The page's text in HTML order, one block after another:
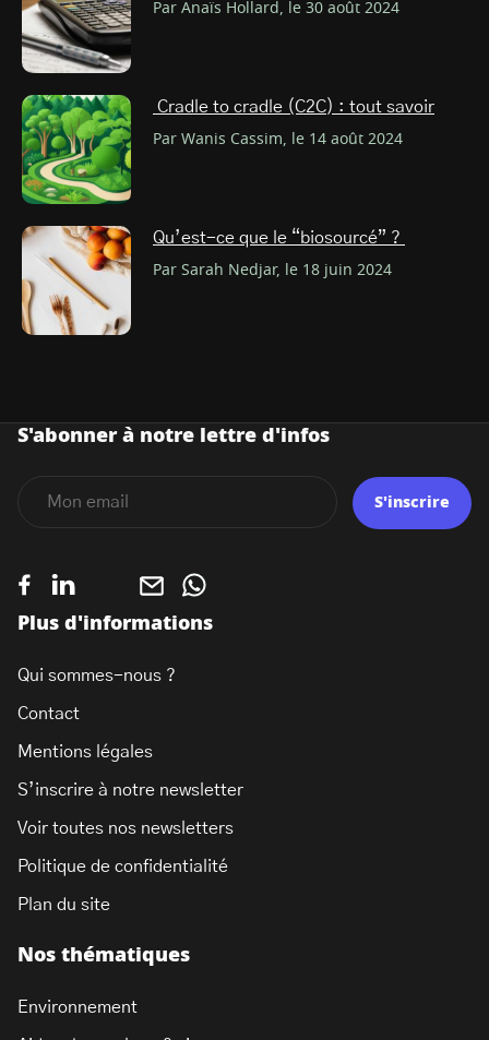
Par Anaïs Hollard, le 30 août 2024
Cradle to cradle (C2C) : tout savoir
Par Wanis Cassim, le 14 août 2024
Qu’est-ce que le “biosourcé” ?
Par Sarah Nedjar, le 18 juin 2024
Nos thématiques
Environnement
Plus d'informations
Qui sommes-nous ?
Contact
Mentions légales
S’inscrire à notre newsletter
Voir toutes nos newsletters
Politique de confidentialité
Plan du site
S'abonner à notre lettre d'infos
S'inscrire